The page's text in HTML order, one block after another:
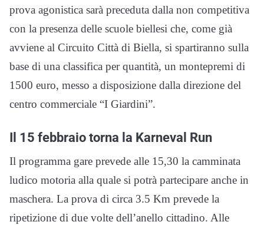
prova agonistica sarà preceduta dalla non competitiva
con la presenza delle scuole biellesi che, come già
avviene al Circuito Città di Biella, si spartiranno sulla
base di una classifica per quantità, un montepremi di
1500 euro, messo a disposizione dalla direzione del
centro commerciale “I Giardini”.
Il 15 febbraio torna la Karneval Run
Il programma gare prevede alle 15,30 la camminata
ludico motoria alla quale si potrà partecipare anche in
maschera. La prova di circa 3.5 Km prevede la
ripetizione di due volte dell’anello cittadino. Alle